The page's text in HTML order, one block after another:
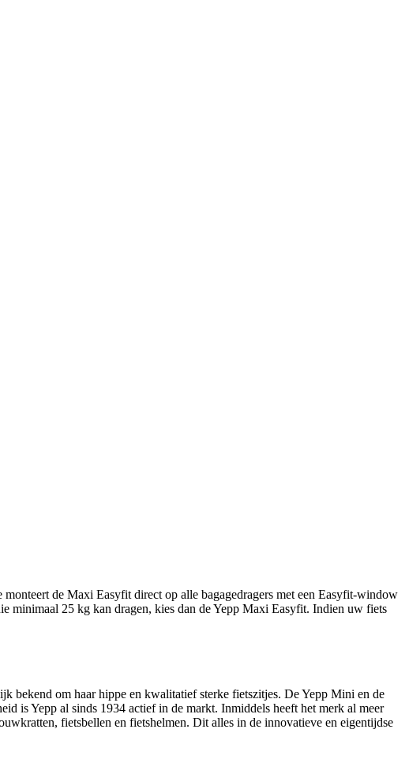
de Maxi Easyfit direct op alle bagagedragers met een Easyfit-window
minimaal 25 kg kan dragen, kies dan de Yepp Maxi Easyfit. Indien uw fiets
bekend om haar hippe en kwalitatief sterke fietszitjes. De Yepp Mini en de
is Yepp al sinds 1934 actief in de markt. Inmiddels heeft het merk al meer
fietsbellen en fietshelmen. Dit alles in de innovatieve en eigentijdse